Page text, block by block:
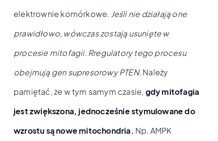
elektrownie komórkowe. Jeśli nie działają one
prawidłowo, wówczas zostają usunięte w
procesie mitofagii. Rregulatory tego procesu
obejmują gen supresorowy PTEN. Należy
pamiętać, że w tym samym czasie, gdy mitofagia
jest zwiększona, jednocześnie stymulowane do
wzrostu są nowe mitochondria. Np. AMPK